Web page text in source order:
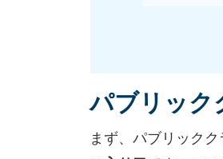
パブリック
まず、パブリック